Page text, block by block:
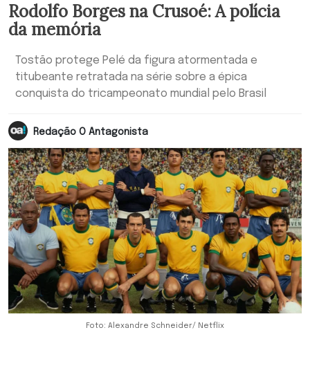
Rodolfo Borges na Crusoé: A polícia
da memória
Tostão protege Pelé da figura atormentada e
titubeante retratada na série sobre a épica
conquista do tricampeonato mundial pelo Brasil
Redação O Antagonista
Foto: Alexandre Schneider/ Netflix